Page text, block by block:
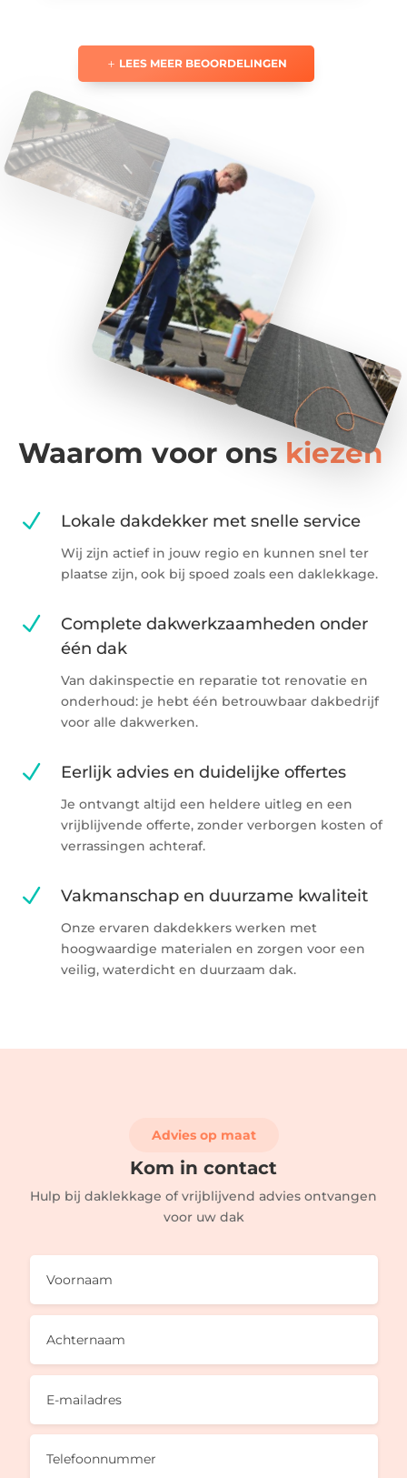
LEES MEER BEOORDELINGEN
Waarom voor ons kiezen
N Lokale dakdekker met snelle service
Wij zijn actief in jouw regio en kunnen snel ter
plaatse zijn, ook bij spoed zoals een daklekkage.
N
Complete dakwerkzaamheden onder
één dak
Van dakinspectie en reparatie tot renovatie en
onderhoud: je hebt één betrouwbaar dakbedrijf
voor alle dakwerken.
N Eerlijk advies en duidelijke offertes
Je ontvangt altijd een heldere uitleg en een
vrijblijvende offerte, zonder verborgen kosten of
verrassingen achteraf.
N Vakmanschap en duurzame kwaliteit
Onze ervaren dakdekkers werken met
hoogwaardige materialen en zorgen voor een
veilig, waterdicht en duurzaam dak.
Advies op maat
Kom in contact
Hulp bij daklekkage of vrijblijvend advies ontvangen
voor uw dak